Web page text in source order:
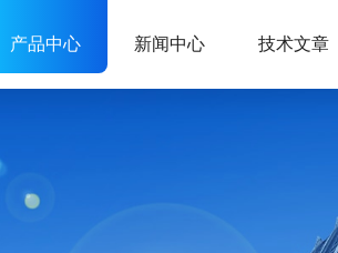
产品中心 新闻中心 技术文章